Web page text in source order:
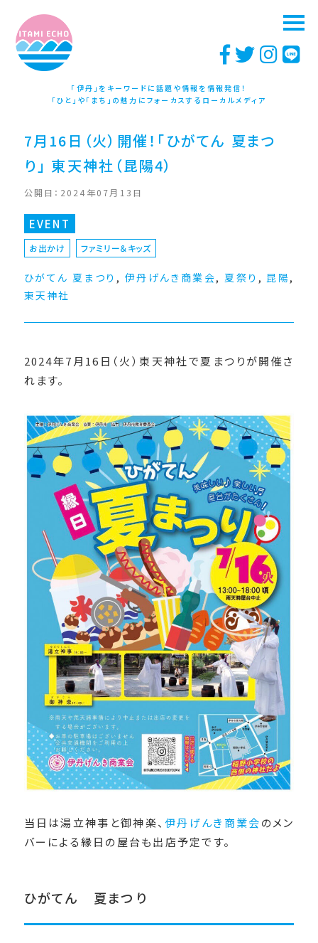
「伊丹」をキーワードに話題や情報を情報発信！
「ひと」や「まち」の魅力にフォーカスするローカルメディア
7月16日（火）開催！「ひがてん 夏まつ
り」 東天神社（昆陽4）
公開日：2024年07月13日
EVENT
お出かけ ファミリー＆キッズ
ひがてん 夏まつり , 伊丹げんき商業会, 夏祭り , 昆陽,
東天神社
2024年7月16日（火）東天神社で夏まつりが開催さ
れます。
当日は湯立神事と御神楽、伊丹げんき商業会のメン
バーによる縁日の屋台も出店予定です。
ひがてん 夏まつり